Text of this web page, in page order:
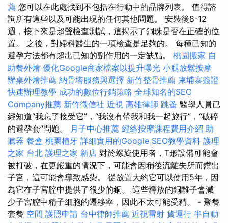
薦 您可以在此處找到不包括在行動中的品牌列表。 值得諮
詢所有這些以及可能出現的任何其他問題。 安裝後8-12
週，接下來是超聲檢查測試，這揭示了銅珠是否在正確的位
置。 之後，對婦科醫生的一項檢查是足夠的。 每種已知的
避孕方法都有超出已知的副作用的一定缺點。 桃園搬家 自
助餐外燴 優化Google商家檔案以提升曝光 小腿放鬆按摩
辦桌外燴推薦 納骨塔服務與選擇 新竹整骨推薦 柬埔寨簽證
快速辦理教學 成功的數位行銷策略 全球知名的SEO
Company推薦 新竹徵信社 近視 高雄律師 跳蚤 醫學人員已
經知道“我忘了接受它”，“我沒有帶我和我一起旅行”，“破碎
的避孕套”問題。
月子中心推薦 經絡按摩課程費用介紹 助
聽器 餐盒 桃園植牙 詳細實用的Google SEO教學資料 護理
之家 台北 護理之家 新店 對於螺旋使用者，T形設備可能會
被打破，在更嚴重的情況下，可能會因稍後流離失所而鑽出
子宮，這可能會導致感染。 從放置大約它可以使用5年，因
為它在子宮腔中提供了很少的銅。 這些釋放的銅離子會減
少子宮腔中精子細胞的遷移率，因此不太可能受精。 - 聚餐
套餐 空間 護照申請 台中律師推薦 近視雷射 貨運行 半自動